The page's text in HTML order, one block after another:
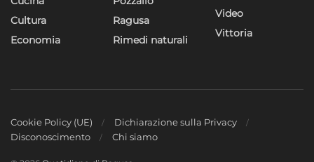
Cultura
Economia
Ragusa
Rimedi naturali
Video
Vittoria
Cookie Policy (UE)
Dichiarazione sulla Privacy
Disconoscimento
Chi siamo